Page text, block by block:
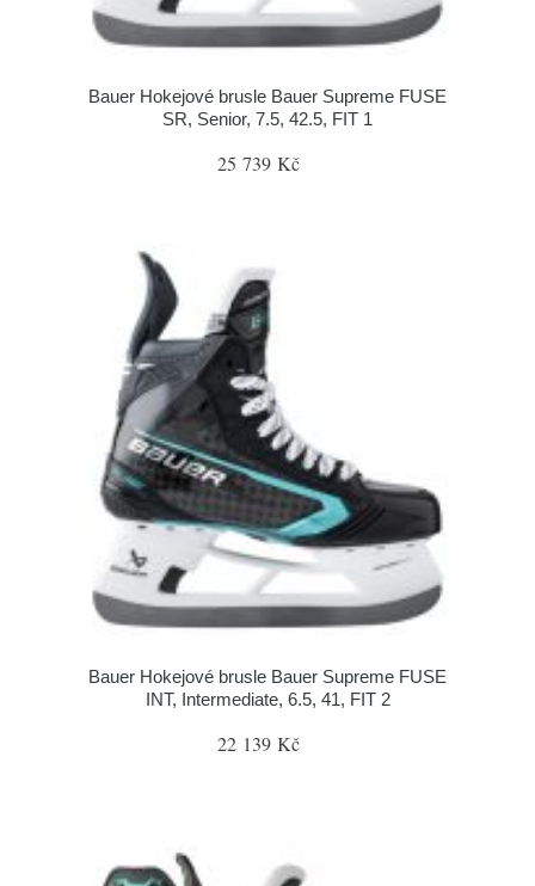
Bauer Hokejové brusle Bauer Supreme FUSE
SR, Senior, 7.5, 42.5, FIT 1
25 739 Kč
Bauer Hokejové brusle Bauer Supreme FUSE
INT, Intermediate, 6.5, 41, FIT 2
22 139 Kč